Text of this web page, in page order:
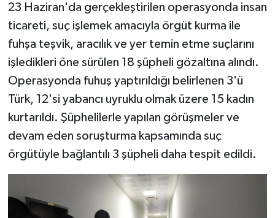
23 Haziran'da gerçekleştirilen operasyonda insan
ticareti, suç işlemek amacıyla örgüt kurma ile
fuhşa teşvik, aracılık ve yer temin etme suçlarını
işledikleri öne sürülen 18 şüpheli gözaltına alındı.
Operasyonda fuhuş yaptırıldığı belirlenen 3'ü
Türk, 12'si yabancı uyruklu olmak üzere 15 kadın
kurtarıldı. Şüphelilerle yapılan görüşmeler ve
devam eden soruşturma kapsamında suç
örgütüyle bağlantılı 3 şüpheli daha tespit edildi.